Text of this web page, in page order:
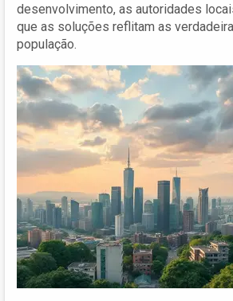
desenvolvimento, as autoridades
que as soluções reflitam as
população.